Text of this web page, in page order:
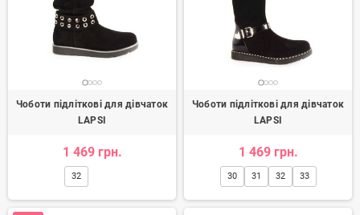
Чоботи підліткові для дівчаток
LAPSI
1 469 грн.
32
Чоботи підліткові для дівчаток
LAPSI
1 469 грн.
30 31 32 33